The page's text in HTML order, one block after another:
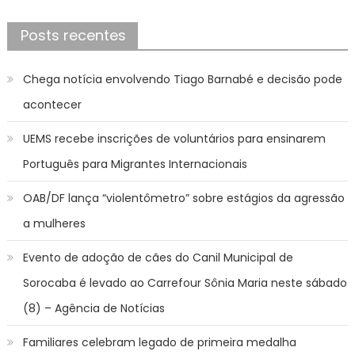
Posts recentes
Chega notícia envolvendo Tiago Barnabé e decisão pode
acontecer
UEMS recebe inscrições de voluntários para ensinarem
Português para Migrantes Internacionais
OAB/DF lança “violentômetro” sobre estágios da agressão
a mulheres
Evento de adoção de cães do Canil Municipal de
Sorocaba é levado ao Carrefour Sônia Maria neste sábado
(8) – Agência de Notícias
Familiares celebram legado de primeira medalha